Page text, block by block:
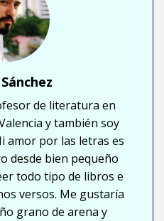
de literatura en
y también soy
amor por las letras es
desde bien pequeño
todo tipo de libros e
versos. Me gustaría
grano de arena y